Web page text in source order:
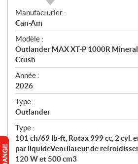
S
p
é
c
i
f
i
c
a
t
i
o
n
s
Manufacturier :
Can-Am
Modèle :
Outlander MAX XT-P 1000R
Crush
Année :
2026
Type :
Outlander
Type :
101 ch/69 lb-ft, Rotax 999 cc, 2 cyl.
par liquideVentilateur de
120 W et 500 cm3